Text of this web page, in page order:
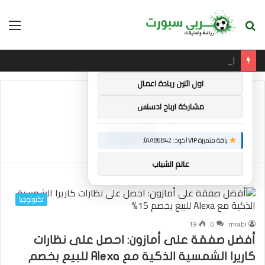
بحث
كاريرا
كاريرا
تكنولوجيا
mrabi
0
19
أفضل صفقة على أمازون: احصل على نظارات
كاريرا الشمسية الذكية مع Alexa للبيع بخصم
توصيات :
اول اثنين ريادة اعمال
مشاركة ارباح ادسنس
باقة متميزة VIP (كود: AA86842):
عالم الشباب